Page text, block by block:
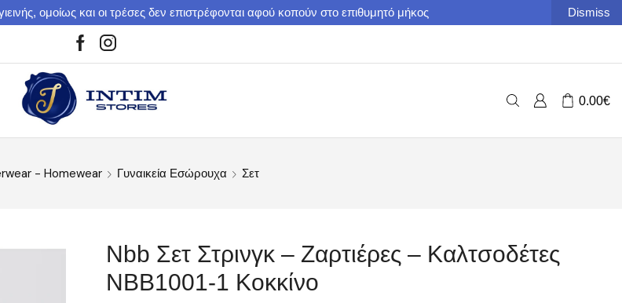
ομοίως και οι τρέσες δεν επιστρέφονται αφού κοπούν στο επιθυμητό μήκος Dismiss
0.00€
- Homewear Γυναικεία Εσώρουχα Σετ
Nbb Σετ Στρινγκ – Ζαρτιέρες – Καλτσοδέτες
NBB1001-1 Κοκκίνο